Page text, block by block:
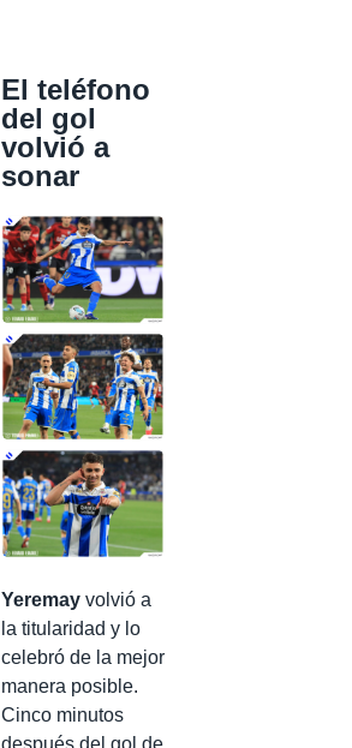
El teléfono
del gol
volvió a
sonar
Yeremay volvió a
la titularidad y lo
celebró de la mejor
manera posible.
Cinco minutos
después del gol de